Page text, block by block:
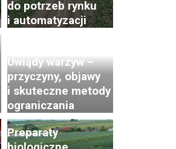
do potrzeb rynku
i automatyzacji
Uwiądy warzyw –
przyczyny, objawy
i skuteczne metody
ograniczania
Preparaty